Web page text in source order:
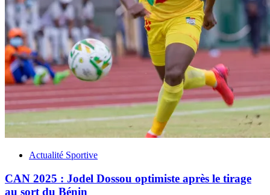
Actualité Sportive
CAN 2025 : Jodel Dossou optimiste après le tirage
au sort du Bénin